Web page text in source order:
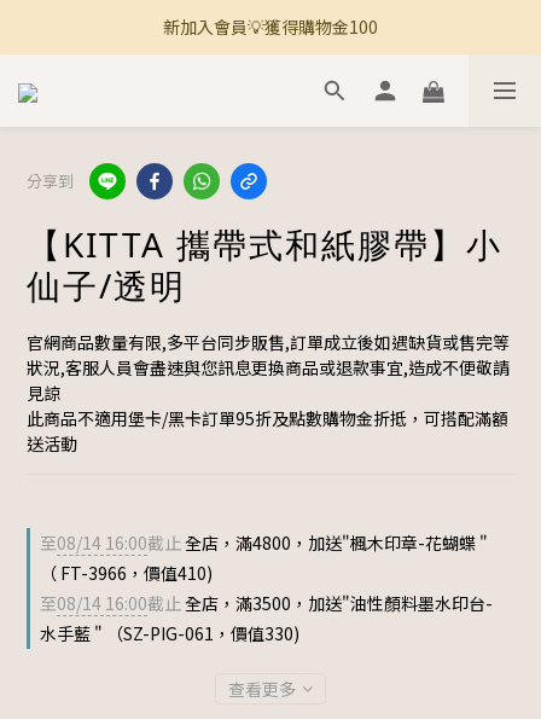
🚚 全館滿800免運 🚚
新加入會員💡獲得購物金100
🚚 全館滿800免運 🚚
分享到
【KITTA 攜帶式和紙膠帶】小
仙子/透明
官網商品數量有限,多平台同步販售,訂單成立後如遇缺貨或售完等
狀況,客服人員會盡速與您訊息更換商品或退款事宜,造成不便敬請
見諒
此商品不適用堡卡/黑卡訂單95折及點數購物金折抵，可搭配滿額
送活動
至08/14 16:00截止全店，滿4800，加送"楓木印章-花蝴蝶 "
（ FT-3966，價值410)
至08/14 16:00截止全店，滿3500，加送"油性顏料墨水印台-
水手藍 " （SZ-PIG-061，價值330)
查看更多